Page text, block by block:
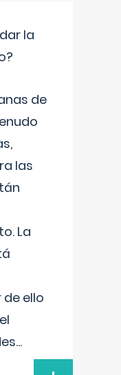
la
de
las
La
ello
...